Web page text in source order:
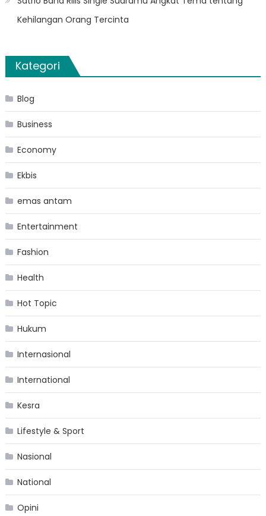
Kehilangan Orang Tercinta
Kategori
Blog
Business
Economy
Ekbis
emas antam
Entertainment
Fashion
Health
Hot Topic
Hukum
Internasional
International
Kesra
Lifestyle & Sport
Nasional
National
Opini